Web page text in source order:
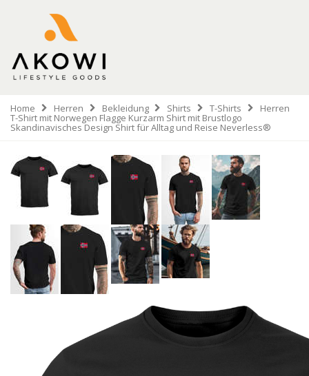
Home Herren Bekleidung Shirts T-Shirts Herren
T-Shirt mit Norwegen Flagge Kurzarm Shirt mit Brustlogo
Skandinavisches Design Shirt für Alltag und Reise Neverless®